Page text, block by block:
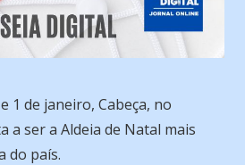
1 de janeiro, Cabeça, no
a ser a Aldeia de Natal mais
do país.